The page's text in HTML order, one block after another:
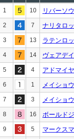
1 10 リバーソ
2 7 ナリタロ
3 13 ラテンロ
4 14 ヴェアデ
5 4 アドマイ
6 1 メイショ
7 3 メイショ
8 16 ボールド
9 5 マークス